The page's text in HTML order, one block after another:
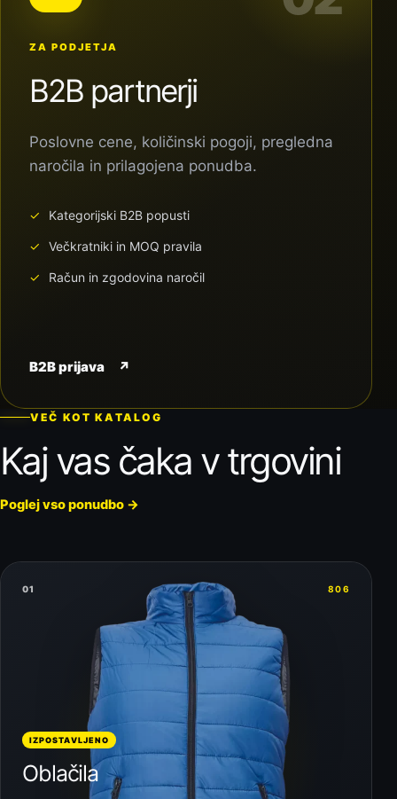
ZA PODJETJA
B2B partnerji
Poslovne cene, količinski pogoji, pregledna
naročila in prilagojena ponudba.
Kategorijski B2B popusti
Večkratniki in MOQ pravila
Račun in zgodovina naročil
B2B prijava ↗
VEČ KOT KATALOG
Kaj vas čaka v trgovini
Poglej vso ponudbo →
01 806
IZPOSTAVLJENO
Oblačila